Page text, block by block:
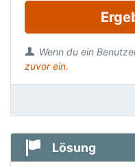
Wenn du ein
zuvor ein.
Lösung